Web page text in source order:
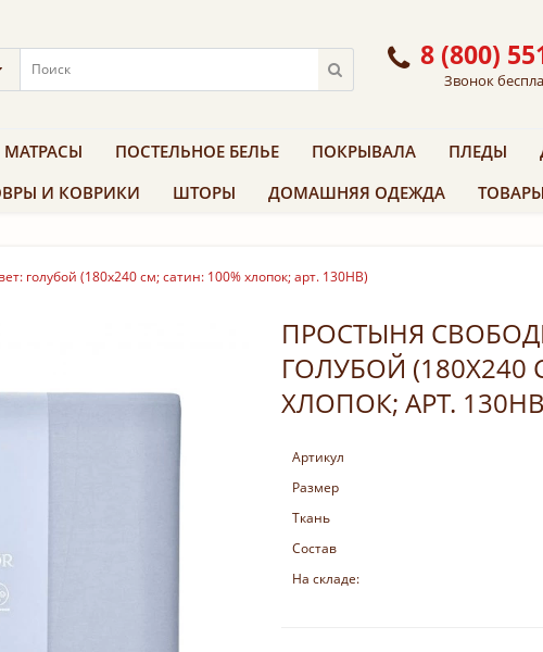
8 (800)
Звонок
МАТРАСЫ ПОСТЕЛЬНОЕ БЕЛЬЕ ПОКРЫВАЛА ПЛЕДЫ
И КОВРИКИ ШТОРЫ ДОМАШНЯЯ ОДЕЖДА
голубой (180х240 см; сатин: 100% хлопок; арт. 130HB)
ПРОСТЫНЯ
ГОЛУБОЙ (180Х240
ХЛОПОК; АРТ.
Артикул
Размер
Ткань
Состав
На складе: